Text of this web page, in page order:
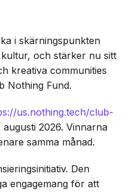
i skärningspunkten
och stärker nu sitt
kreativa communities
Nothing Fund.
us.nothing.tech/club-
2026. Vinnarna
samma månad.
Den
engagemang för att